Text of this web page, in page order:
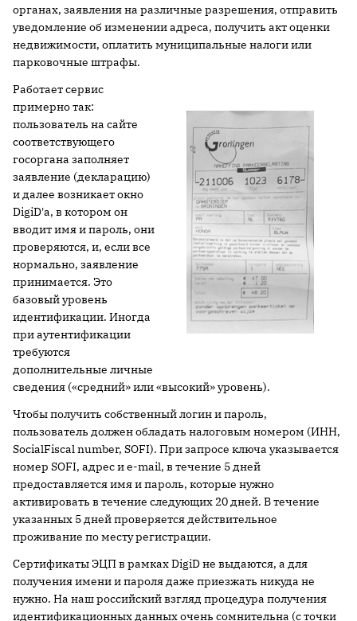
органах, заявления на различные разрешения, отправить
уведомление об изменении адреса, получить акт оценки
недвижимости, оплатить муниципальные налоги или
парковочные штрафы.
Работает сервис
примерно так:
пользователь на сайте
соответствующего
госоргана заполняет
заявление (декларацию)
и далее возникает окно
DigiD'а, в котором он
вводит имя и пароль, они
проверяются, и, если все
нормально, заявление
принимается. Это
базовый уровень
идентификации. Иногда
при аутентификации
требуются
дополнительные личные
сведения («средний» или «высокий» уровень).
Чтобы получить собственный логин и пароль,
пользователь должен обладать налоговым номером (ИНН,
SocialFiscal number, SOFI). При запросе ключа указывается
номер SOFI, адрес и e-mail, в течение 5 дней
предоставляется имя и пароль, которые нужно
активировать в течение следующих 20 дней. В течение
указанных 5 дней проверяется действительное
проживание по месту регистрации.
Сертификаты ЭЦП в рамках DigiD не выдаются, а для
получения имени и пароля даже приезжать никуда не
нужно. На наш российский взгляд процедура получения
идентификационных данных очень сомнительна (с точки